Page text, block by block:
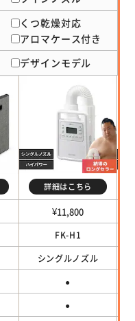
くつ乾燥対応
アロマケース付き
デザインモデル
詳細はこちら
¥11,800
FK-H1
シングルノズル
●
●